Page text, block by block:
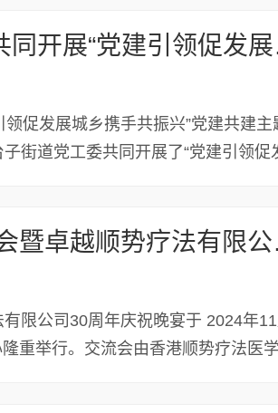
老大
促发展城乡携手共振兴”党建共建主
街道党工委共同开展了“党建引领促
2024国
限公司30周年庆祝晚宴于 2024年11
重举行。交流会由香港顺势疗法医